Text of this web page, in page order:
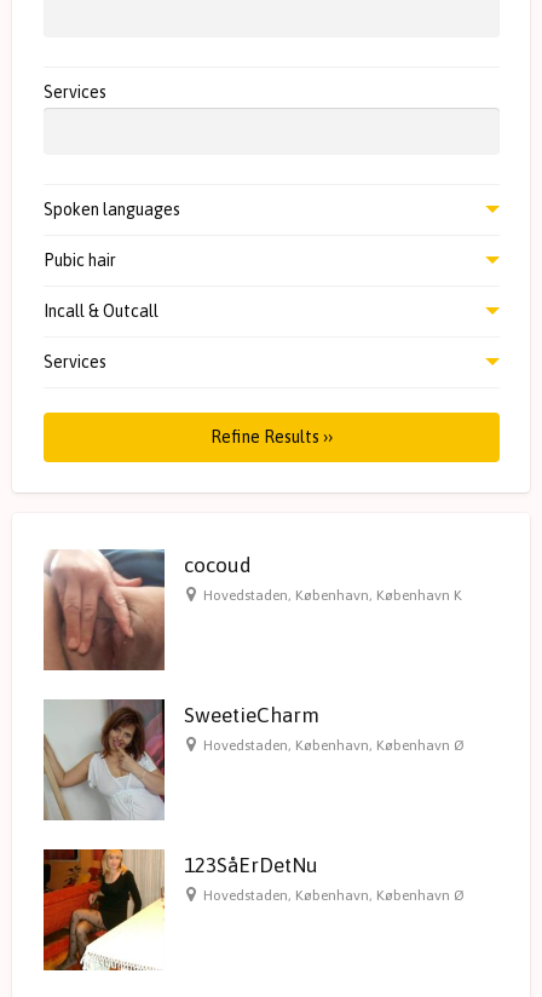
Services
Spoken languages
Pubic hair
Incall & Outcall
Services
Refine Results ››
cocoud
Hovedstaden, København, København K
SweetieCharm
Hovedstaden, København, København Ø
123SåErDetNu
Hovedstaden, København, København Ø